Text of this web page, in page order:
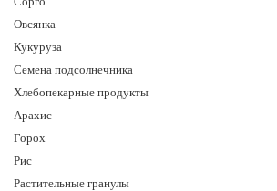
Овсянка
Кукуруза
Семена подсолнечника
Хлебопекарные продукты
Арахис
Горох
Рис
Растительные гранулы